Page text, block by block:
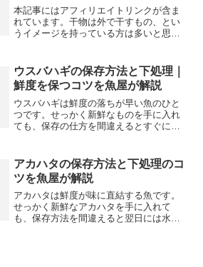
本記事にはアフィリエイトリンクが含ま
れています。干物は外で干すもの、とい
うイメージを持っている方は多いと思
は冷蔵庫の中でも本格的な干物が作れ
る。その立役者がピチットシー...
ウスバハギの保存方法と下処理｜
鮮度を保つコツを魚屋が解説
ウスバハギは鮮度の落ちが早い魚のひと
つです。せっかく新鮮なものを手に入れ
ても、保存の仕方を間違えるとすぐに味
法を詳しく解説していきます。【ウスバ
ハギは鮮度が命の魚】ウス...
アカハタの保存方法と下処理のコ
ツを魚屋が解説
アカハタは鮮度が味に直結する魚です。
せっかく新鮮なアカハタを手に入れて
も、保存方法を間違えると翌日には水っ